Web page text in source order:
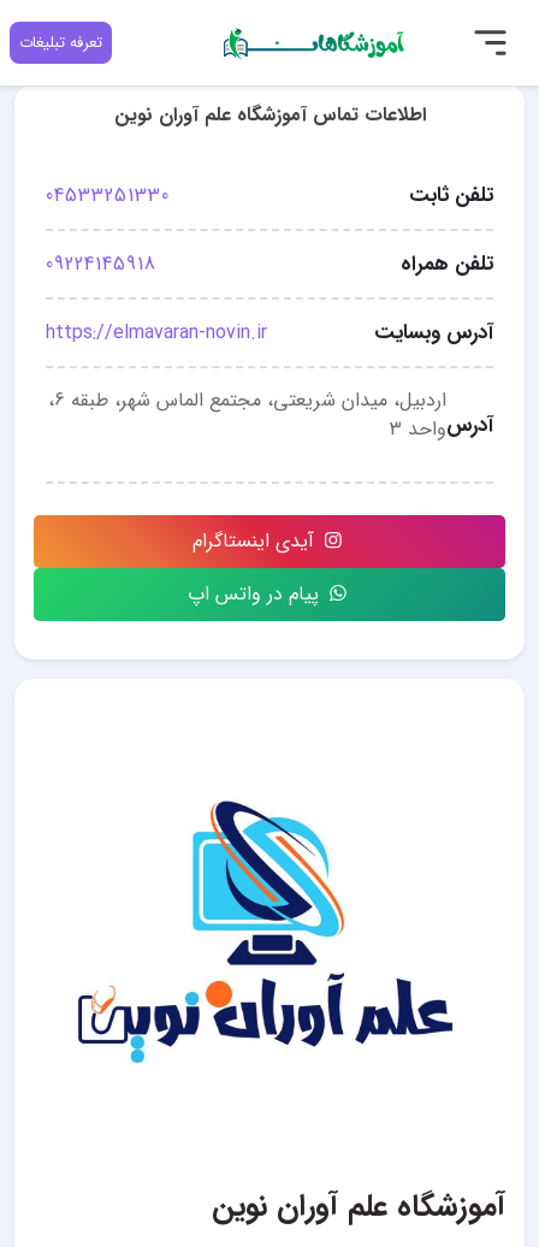
تعرفه تبلیغات
آموزشگاه علم آوران نوین
اطلاعات تماس آموزشگاه علم آوران نوین
تلفن ثابت 04533251330
تلفن همراه 09224145918
آدرس وبسایت https://elmavaran-novin.ir
آدرس
اردبیل، میدان شریعتی، مجتمع الماس شهر، طبقه 6،
واحد 3
آیدی اینستاگرام
پیام در واتس اپ